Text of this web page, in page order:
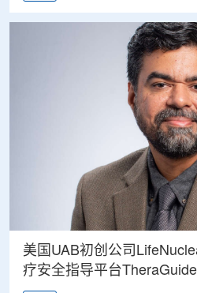
美国UAB初创公司
疗安全指导平台TheraGuide